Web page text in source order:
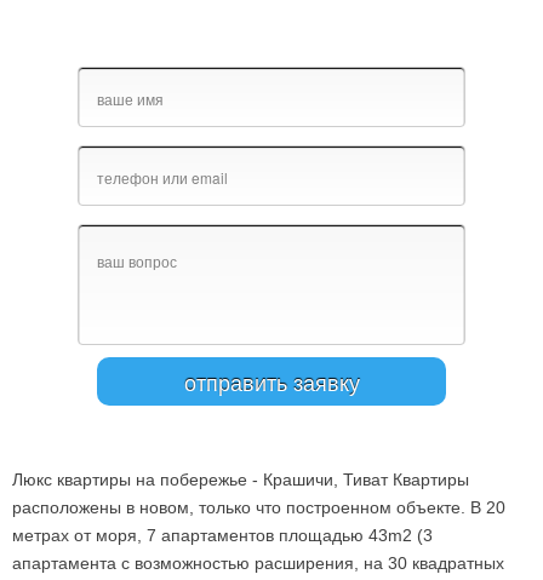
Люкс квартиры на побережье - Крашичи, Тиват Квартиры
расположены в новом, только что построенном объекте. В 20
метрах от моря, 7 апартаментов площадью 43m2 (3
апартамента с возможностью расширения, на 30 квадратных